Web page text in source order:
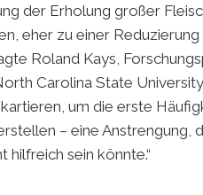
der Erholung großer
eher zu einer
Roland Kays,
Carolina State
um die erste
– eine Anstrengung,
sein könnte.“